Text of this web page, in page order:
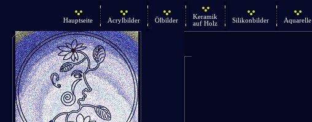
Hauptseite Acrylbilder Ölbilder
Keramik
auf Holz
Silikonbilder Aquarelle